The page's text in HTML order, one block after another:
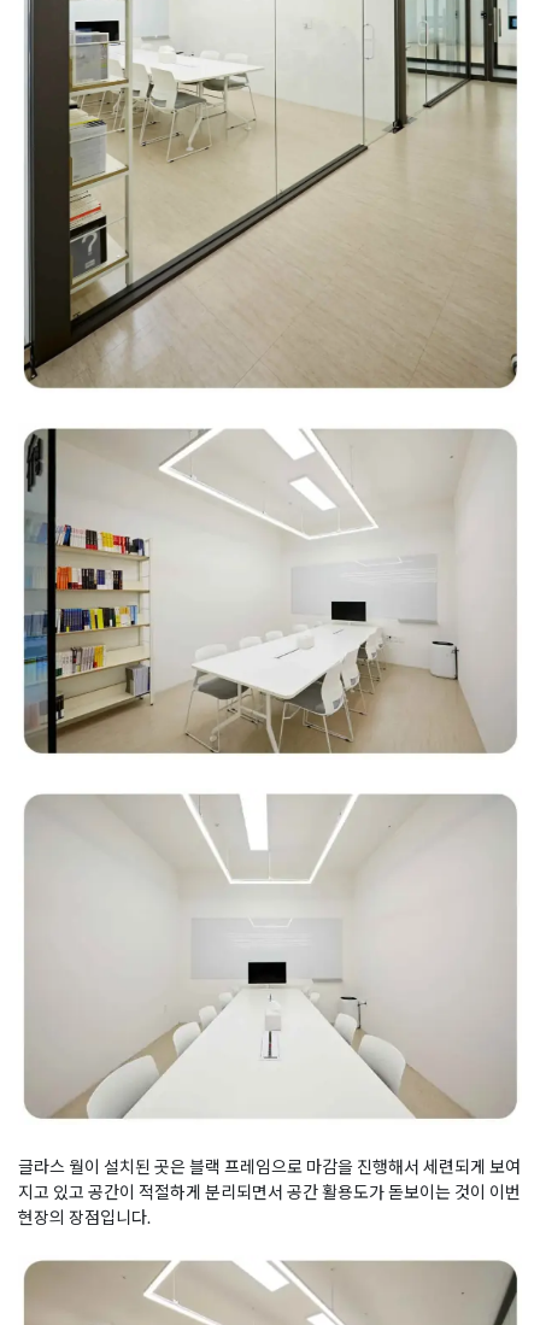
글라스 월이 설치된 곳은 블랙 프레임으로 마감을 진행해서 세련되게 보여
지고 있고 공간이 적절하게 분리되면서 공간 활용도가 돋보이는 것이 이번
현장의 장점입니다.